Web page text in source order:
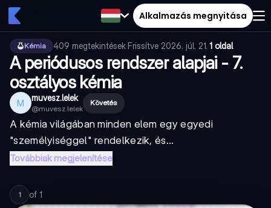
Alkalmazás megnyitása
Kémia 409 megtekintések·Frissítve 2026. júl. 21.·1 oldal
A periódusos rendszer alapjai - 7.
osztályos kémia
M muvesz.lelek
@muvesz.lelek
Követés
A kémia világában minden elem egy egyedi
"személyiséggel" rendelkezik, és...
Továbbiak megjelenítése
1 of 1